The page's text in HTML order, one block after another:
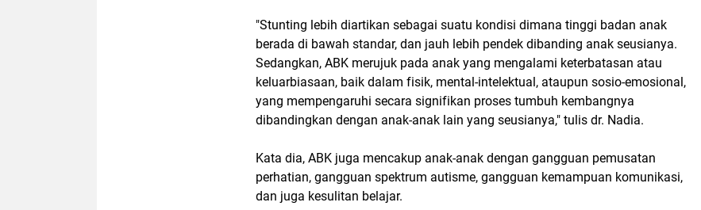
"Stunting lebih diartikan sebagai suatu kondisi dimana tinggi badan anak
berada di bawah standar, dan jauh lebih pendek dibanding anak seusianya.
Sedangkan, ABK merujuk pada anak yang mengalami keterbatasan atau
keluarbiasaan, baik dalam fisik, mental-intelektual, ataupun sosio-emosional,
yang mempengaruhi secara signifikan proses tumbuh kembangnya
dibandingkan dengan anak-anak lain yang seusianya," tulis dr. Nadia.
Kata dia, ABK juga mencakup anak-anak dengan gangguan pemusatan
perhatian, gangguan spektrum autisme, gangguan kemampuan komunikasi,
dan juga kesulitan belajar.